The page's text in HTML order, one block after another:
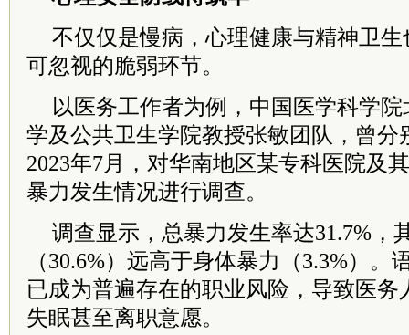
不仅仅是慢病，心理健康与精神卫
可忽视的脆弱环节。
以医务工作者为例，中国医学科学
学及公共卫生学院教授张敏团队，曾分
2023年7月，对华南地区某专科医院及
暴力发生情况进行调查。
调查显示，总暴力发生率达31.7%，
（30.6%）远高于身体暴力（3.3%）。
已成为普遍存在的职业风险，导致医务
失眠甚至离职意愿。